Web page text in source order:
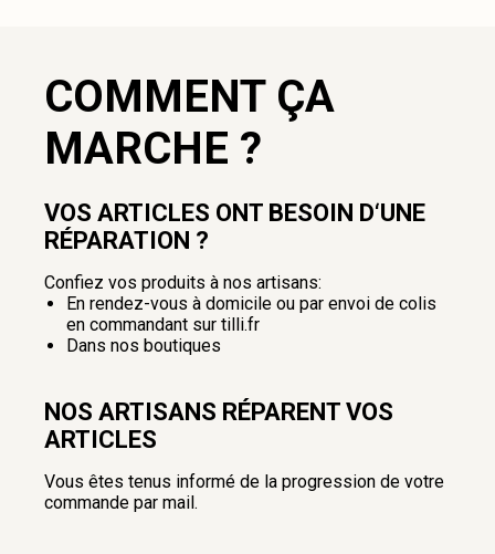
COMMENT ÇA
MARCHE ?
VOS ARTICLES ONT BESOIN D‘UNE
RÉPARATION ?
Confiez vos produits à nos artisans:
En rendez-vous à domicile ou par envoi de colis
en commandant sur tilli.fr
Dans nos boutiques
NOS ARTISANS RÉPARENT VOS
ARTICLES
Vous êtes tenus informé de la progression de votre
commande par mail.